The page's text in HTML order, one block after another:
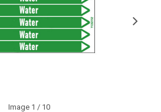
Image 1 / 10